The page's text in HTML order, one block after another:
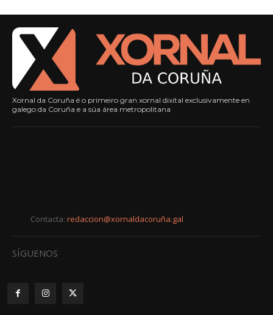
Xornal da Coruña é o primeiro gran xornal dixital exclusivamente en
galego da Coruña e a súa área metropolitana
Contacta: redaccion@xornaldacoruña.gal
SÍGUENOS